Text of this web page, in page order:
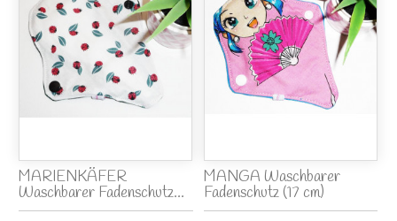
MARIENKÄFER
Waschbarer Fadenschutz...
MANGA Waschbarer
Fadenschutz (17 cm)